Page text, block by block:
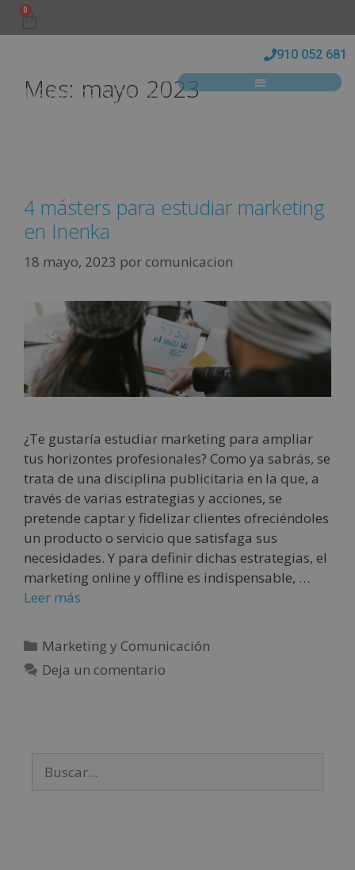
0
910 052 681
Mes: mayo 2023
4 másters para estudiar marketing
en Inenka
18 mayo, 2023 por comunicacion
¿Te gustaría estudiar marketing para ampliar
tus horizontes profesionales? Como ya sabrás, se
trata de una disciplina publicitaria en la que, a
través de varias estrategias y acciones, se
pretende captar y fidelizar clientes ofreciéndoles
un producto o servicio que satisfaga sus
necesidades. Y para definir dichas estrategias, el
marketing online y offline es indispensable, …
Leer más
Marketing y Comunicación
Deja un comentario